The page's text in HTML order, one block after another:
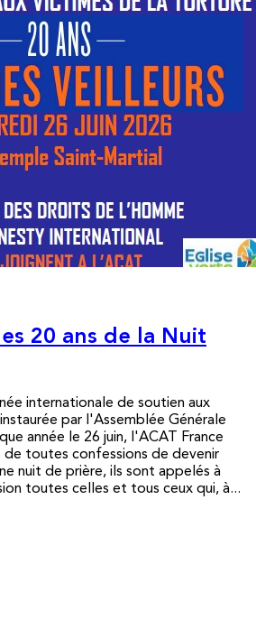
20 ans de la Nuit
internationale de soutien aux
par l'Assemblée Générale
année le 26 juin, l'ACAT France
de toutes confessions de devenir
nuit de prière, ils sont appelés à
toutes celles et tous ceux qui, à...